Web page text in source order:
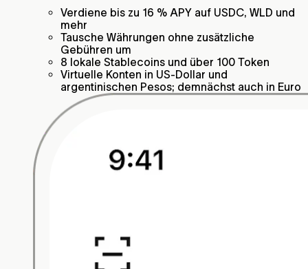
Verdiene bis zu 16 % APY auf USDC, WLD und
mehr
Tausche Währungen ohne zusätzliche
Gebühren um
8 lokale Stablecoins und über 100 Token
Virtuelle Konten in US-Dollar und
argentinischen Pesos; demnächst auch in Euro